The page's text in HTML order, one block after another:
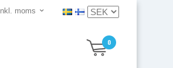
Inkl. moms
0